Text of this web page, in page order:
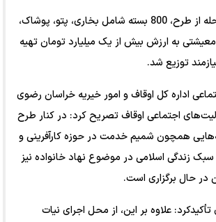
وی افزود:در این مرحله از طرح، 800 بسته شامل بخاری، پتو، پوشاک،
به ارزش بیش از یک میلیارد تومان تهیه
توزیع شد.
اداره کل اوقاف و امور خیریه خراسان رضوی
اجتماعی اوقاف تصریح کرد: در کنار طرح
همچون شمیم خدمت در حوزه کارآفرینی و
زندگی اسلامی در موضوع نهاد خانواده نیز
در حال برگزاری است.
علاوه بر این، از محل اجرای نیات